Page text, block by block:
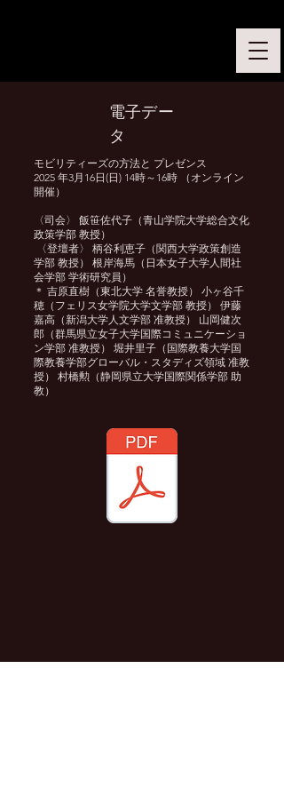
​電子デー
タ
モビリティーズの方法と プレゼンス
2025 年3月16日(日) 14時～16時 （オンライン
開催）
〈司会〉 飯笹佐代子（青山学院大学総合文化
政策学部 教授）
〈登壇者〉 柄谷利恵子（関西大学政策創造
学部 教授） 根岸海馬（日本女子大学人間社
会学部 学術研究員）
＊ 吉原直樹（東北大学 名誉教授） 小ヶ谷千
穂（フェリス女学院大学文学部 教授） 伊藤
嘉高（新潟大学人文学部 准教授） 山岡健次
郎（群馬県立女子大学国際コミュニケーショ
ン学部 准教授） 堀井里子（国際教養大学国
際教養学部グローバル・スタディズ領域 准教
授） 村橋勲（静岡県立大学国際関係学部 助
教）